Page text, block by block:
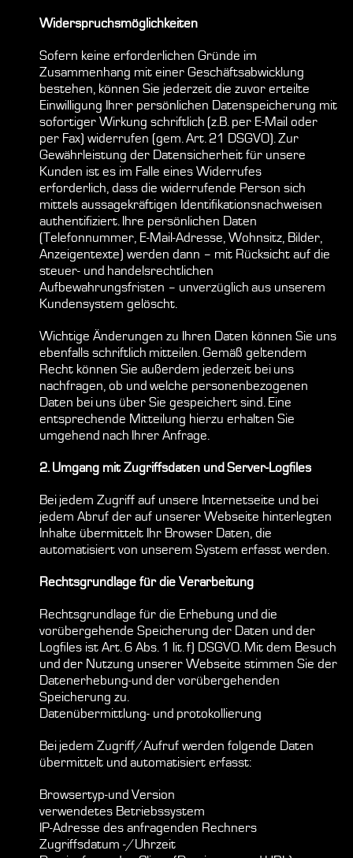
Widerspruchsmöglichkeiten
Sofern keine erforderlichen Gründe im
Zusammenhang mit einer Geschäftsabwicklung
bestehen, können Sie jederzeit die zuvor erteilte
Einwilligung Ihrer persönlichen Datenspeicherung mit
sofortiger Wirkung schriftlich (z.B. per E-Mail oder
per Fax) widerrufen (gem. Art. 21 DSGVO). Zur
Gewährleistung der Datensicherheit für unsere
Kunden ist es im Falle eines Widerrufes
erforderlich, dass die widerrufende Person sich
mittels aussagekräftigen Identifikationsnachweisen
authentifiziert. Ihre persönlichen Daten
(Telefonnummer, E-Mail-Adresse, Wohnsitz, Bilder,
Anzeigentexte) werden dann – mit Rücksicht auf die
steuer- und handelsrechtlichen
Aufbewahrungsfristen – unverzüglich aus unserem
Kundensystem gelöscht.
Wichtige Änderungen zu Ihren Daten können Sie uns
ebenfalls schriftlich mitteilen. Gemäß geltendem
Recht können Sie außerdem jederzeit bei uns
nachfragen, ob und welche personenbezogenen
Daten bei uns über Sie gespeichert sind. Eine
entsprechende Mitteilung hierzu erhalten Sie
umgehend nach Ihrer Anfrage.
2. Umgang mit Zugriffsdaten und Server-Logfiles
Bei jedem Zugriff auf unsere Internetseite und bei
jedem Abruf der auf unserer Webseite hinterlegten
Inhalte übermittelt Ihr Browser Daten, die
automatisiert von unserem System erfasst werden.
Rechtsgrundlage für die Verarbeitung
Rechtsgrundlage für die Erhebung und die
vorübergehende Speicherung der Daten und der
Logfiles ist Art. 6 Abs. 1 lit. f) DSGVO. Mit dem Besuch
und der Nutzung unserer Webseite stimmen Sie der
Datenerhebung-und der vorübergehenden
Speicherung zu.
Datenübermittlung- und protokollierung
Bei jedem Zugriff/Aufruf werden folgende Daten
übermittelt und automatisiert erfasst:
Browsertyp-und Version
verwendetes Betriebssystem
IP-Adresse des anfragenden Rechners
Zugriffsdatum -/Uhrzeit